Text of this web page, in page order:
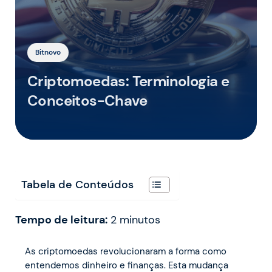
Bitnovo
Criptomoedas: Terminologia e
Conceitos-Chave
Tabela de Conteúdos
Tempo de leitura: 2 minutos
As criptomoedas revolucionaram a forma como
entendemos dinheiro e finanças. Esta mudança